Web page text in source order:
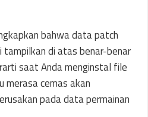
bahwa data patch
tampilkan di atas benar-benar
saat Anda menginstal file
merasa cemas akan
pada data permainan